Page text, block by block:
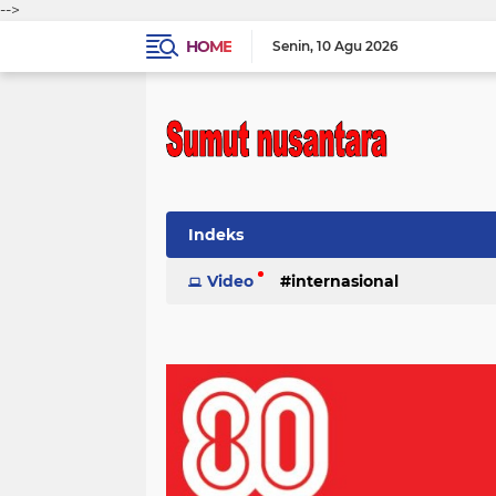
-->
HOME
Senin 10 Agu 2026
Indeks
Video internasional